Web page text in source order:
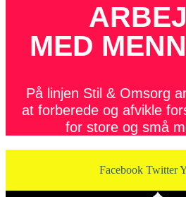
MED
På linjen Stil & Omsorg
at forberede og afvikle
for store og små
Facebook Twitter